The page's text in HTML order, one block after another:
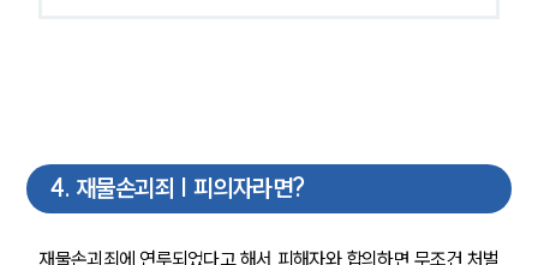
형사그룹 업무
전체
4. 재물손괴죄 | 피의자라면?
재물손괴죄에 연루되었다고 해서 피해자와 합의하면 무조건 처벌